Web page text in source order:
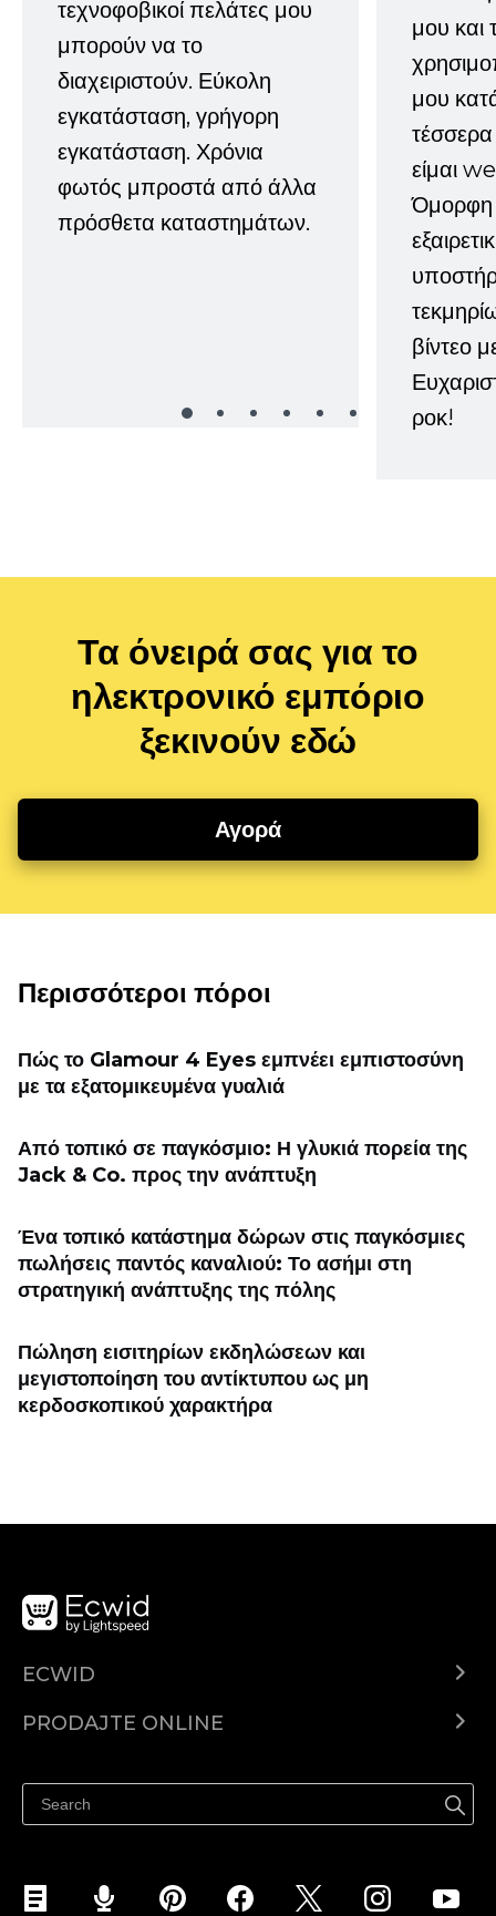
τεχνοφοβικοί πελάτες μου
μπορούν να το
διαχειριστούν. Εύκολη
εγκατάσταση, γρήγορη
εγκατάσταση. Χρόνια
φωτός μπροστά από άλλα
πρόσθετα καταστημάτων.
μου και
μου
είμαι
Όμορφη
βίντεο
ροκ!
Τα όνειρά σας για το
ηλεκτρονικό εμπόριο
ξεκινούν εδώ
Αγορά
Περισσότεροι πόροι
Πώς το Glamour 4 Eyes εμπνέει εμπιστοσύνη
με τα εξατομικευμένα γυαλιά
Από τοπικό σε παγκόσμιο: Η γλυκιά πορεία της
Jack & Co. προς την ανάπτυξη
Ένα τοπικό κατάστημα δώρων στις παγκόσμιες
πωλήσεις παντός καναλιού: Το ασήμι στη
στρατηγική ανάπτυξης της πόλης
Πώληση εισιτηρίων εκδηλώσεων και
μεγιστοποίηση του αντίκτυπου ως μη
κερδοσκοπικού χαρακτήρα
ECWID
PRODAJTE ONLINE